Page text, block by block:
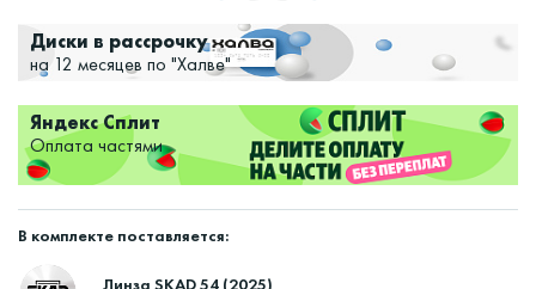
Диски в рассрочку
на 12 месяцев по "Халве"
Яндекс Сплит
Оплата частями
В комплекте поставляется:
Линза SKAD 54 (2025)